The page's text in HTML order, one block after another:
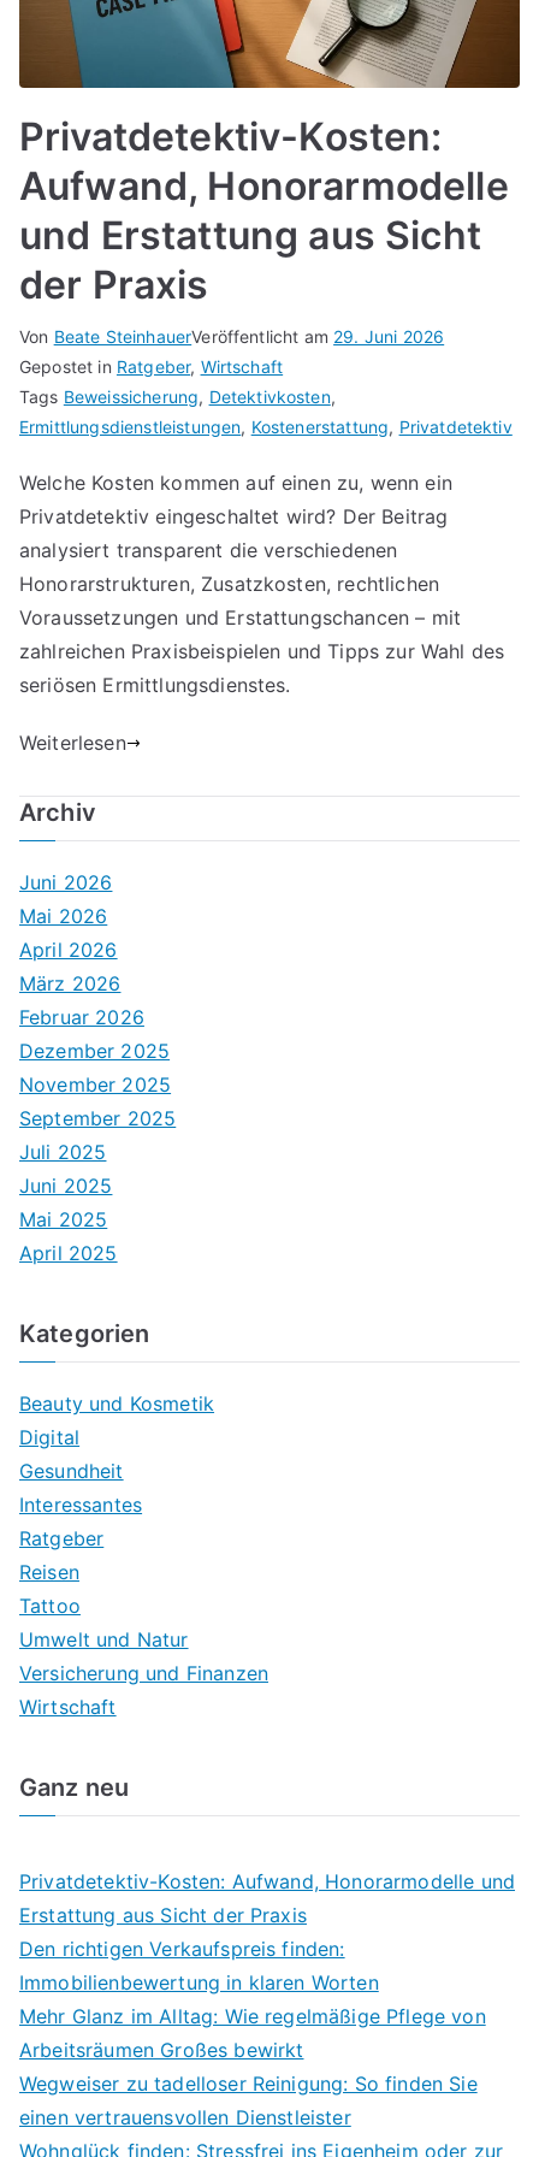
Privatdetektiv-Kosten:
Aufwand, Honorarmodelle
und Erstattung aus Sicht
der Praxis
Von Beate SteinhauerVeröffentlicht am 29. Juni 2026
Gepostet in Ratgeber, Wirtschaft
Tags Beweissicherung, Detektivkosten,
Ermittlungsdienstleistungen, Kostenerstattung, Privatdetektiv
Welche Kosten kommen auf einen zu, wenn ein
Privatdetektiv eingeschaltet wird? Der Beitrag
analysiert transparent die verschiedenen
Honorarstrukturen, Zusatzkosten, rechtlichen
Voraussetzungen und Erstattungschancen – mit
zahlreichen Praxisbeispielen und Tipps zur Wahl des
seriösen Ermittlungsdienstes.
Weiterlesen
Archiv
Juni 2026
Mai 2026
April 2026
März 2026
Februar 2026
Dezember 2025
November 2025
September 2025
Juli 2025
Juni 2025
Mai 2025
April 2025
Kategorien
Beauty und Kosmetik
Digital
Gesundheit
Interessantes
Ratgeber
Reisen
Tattoo
Umwelt und Natur
Versicherung und Finanzen
Wirtschaft
Ganz neu
Privatdetektiv-Kosten: Aufwand, Honorarmodelle und
Erstattung aus Sicht der Praxis
Den richtigen Verkaufspreis finden:
Immobilienbewertung in klaren Worten
Mehr Glanz im Alltag: Wie regelmäßige Pflege von
Arbeitsräumen Großes bewirkt
Wegweiser zu tadelloser Reinigung: So finden Sie
einen vertrauensvollen Dienstleister
Wohnglück finden: Stressfrei ins Eigenheim oder zur